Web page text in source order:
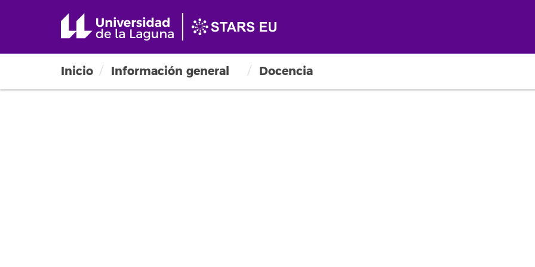
Inicio Información general Docencia